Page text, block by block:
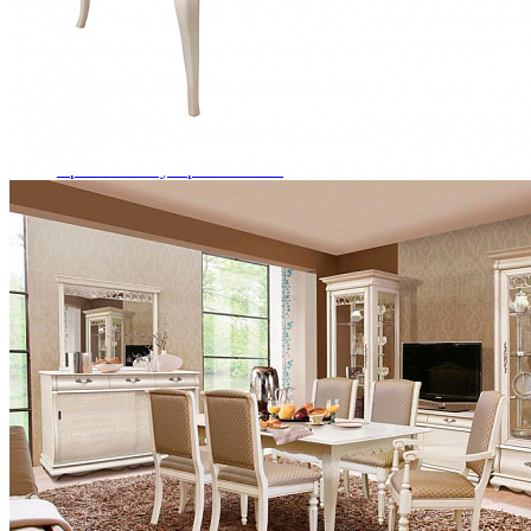
Кровати двуспальные с подъемным механизмом
Кровати полутороспальные с подъемным
Кровати двуспальные
Решетки и настилы под матрас
Спальные гарнитуры
Тахта
Туалетные столики
Тумбы прикроватные
Шкафы для одежды
Антресоли на шкаф
Полки и ящики в шкаф для одежды
Шкаф 1-дверный для одежды и белья
Шкафы 2-х дверные для одежды и белья
Шкафы 3-х дверные для одежды и белья
Шкафы 4-х дверные для одежды и белья
Шкафы 5-ти дверные для одежды и белья
Шкафы 6-ти дверные для одежды и белья
Шкафы купе для одежды и белья
Шкафы угловые для одежды и белья